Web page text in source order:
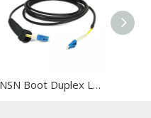
NSN Boot Duplex LC Patch Câble